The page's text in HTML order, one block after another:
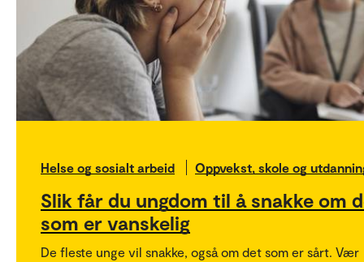
Helse og sosialt arbeid Oppvekst, skole og
Slik får du ungdom til å snakke om
som er vanskelig
De fleste unge vil snakke, også om det som er sårt. Vær